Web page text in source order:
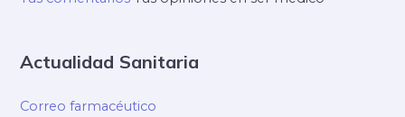
Actualidad Sanitaria
Correo farmacéutico